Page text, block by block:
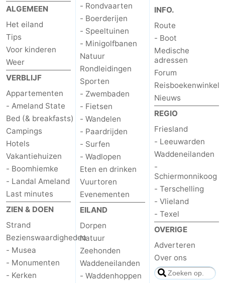
ALGEMEEN
Het eiland
Tips
Voor kinderen
Weer
VERBLIJF
Appartementen
- Ameland State
Bed (& breakfasts)
Campings
Hotels
Vakantiehuizen
- Boomhiemke
- Landal Ameland
Last minutes
ZIEN & DOEN
Strand
Bezienswaardigheden
- Musea
- Monumenten
- Kerken
- Rondvaarten
- Boerderijen
- Speeltuinen
- Minigolfbanen
Natuur
Rondleidingen
Sporten
- Zwembaden
- Fietsen
- Wandelen
- Paardrijden
- Surfen
- Wadlopen
Eten en drinken
Vuurtoren
Evenementen
EILAND
Dorpen
Natuur
Zeehonden
Waddeneilanden
- Waddenhoppen
INFO.
Route
- Boot
Medische
adressen
Forum
Reisboekenwinkel
Nieuws
REGIO
Friesland
- Leeuwarden
Waddeneilanden
-
Schiermonnikoog
- Terschelling
- Vlieland
- Texel
OVERIGE
Adverteren
Over ons